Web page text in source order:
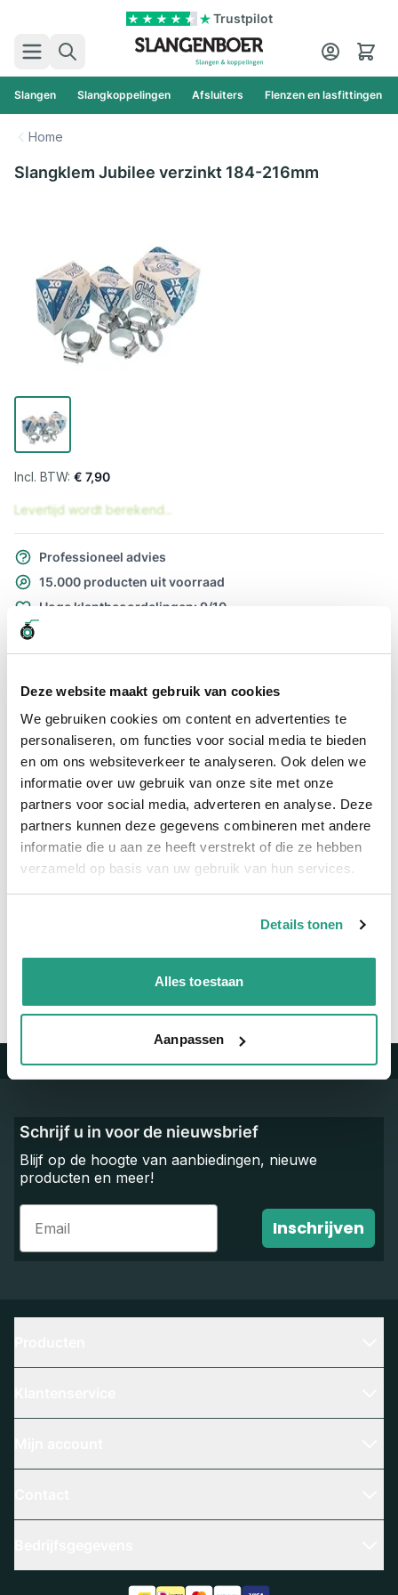
Deze website maakt gebruik van cookies
We gebruiken cookies om content en advertenties te
personaliseren, om functies voor social media te bieden
en om ons websiteverkeer te analyseren. Ook delen we
informatie over uw gebruik van onze site met onze
partners voor social media, adverteren en analyse. Deze
partners kunnen deze gegevens combineren met andere
informatie die u aan ze heeft verstrekt of die ze hebben
verzameld op basis van uw gebruik van hun services.
Details tonen
Alles toestaan
Aanpassen
Trustpilot
Zoek
Cart
Slangen Slangkoppelingen Afsluiters Flenzen en lasfittingen
Home
Slangklem Jubilee verzinkt 184-216mm
€ 7,90
Levertijd wordt berekend...
Professioneel advies
15.000 producten uit voorraad
Hoge klantbeoordelingen: 9/10
Meer informatie
Maatvoering koppeling 184 - 216mm
Materiaal Verzinkt
We zijn beschikbaar van ma t/m vr van 08:00 tot 17:00 uur.
Trustpilot
Schrijf u in voor de nieuwsbrief
Blijf op de hoogte van aanbiedingen, nieuwe
producten en meer!
Email
Inschrijven